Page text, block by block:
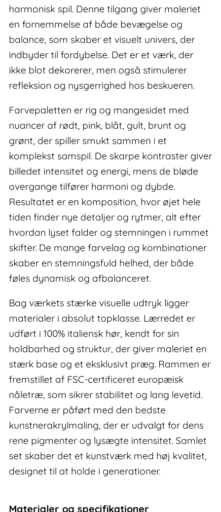
harmonisk spil. Denne tilgang giver maleriet
en fornemmelse af både bevægelse og
balance, som skaber et visuelt univers, der
indbyder til fordybelse. Det er et værk, der
ikke blot dekorerer, men også stimulerer
refleksion og nysgerrighed hos beskueren.
Farvepaletten er rig og mangesidet med
nuancer af rødt, pink, blåt, gult, brunt og
grønt, der spiller smukt sammen i et
komplekst samspil. De skarpe kontraster giver
billedet intensitet og energi, mens de bløde
overgange tilfører harmoni og dybde.
Resultatet er en komposition, hvor øjet hele
tiden finder nye detaljer og rytmer, alt efter
hvordan lyset falder og stemningen i rummet
skifter. De mange farvelag og kombinationer
skaber en stemningsfuld helhed, der både
føles dynamisk og afbalanceret.
Bag værkets stærke visuelle udtryk ligger
materialer i absolut topklasse. Lærredet er
udført i 100% italiensk hør, kendt for sin
holdbarhed og struktur, der giver maleriet en
stærk base og et eksklusivt præg. Rammen er
fremstillet af FSC-certificeret europæisk
nåletræ, som sikrer stabilitet og lang levetid.
Farverne er påført med den bedste
kunstnerakrylmaling, der er udvalgt for dens
rene pigmenter og lysægte intensitet. Samlet
set skaber det et kunstværk med høj kvalitet,
designet til at holde i generationer.
Materialer og specifikationer